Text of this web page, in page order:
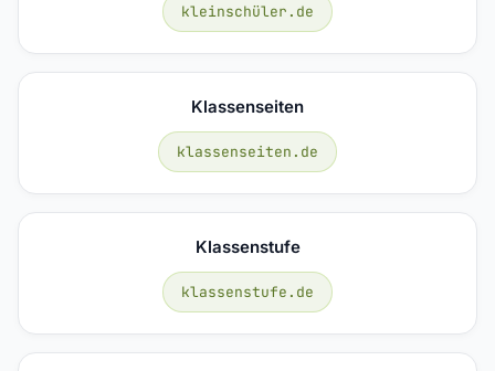
kleinschüler.de
Klassenseiten
klassenseiten.de
Klassenstufe
klassenstufe.de